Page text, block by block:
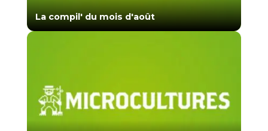
La compil' du mois d'août